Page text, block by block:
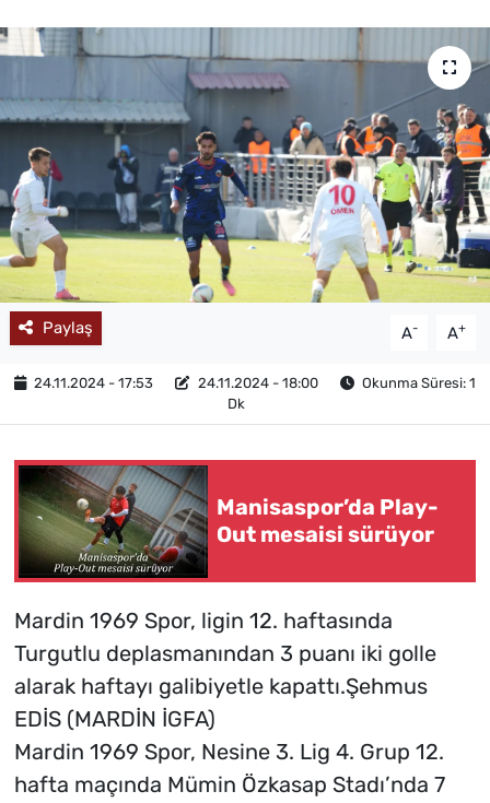
Paylaş A- A+
24.11.2024 - 17:53 24.11.2024 - 18:00
Okunma Süresi: 1
Dk
Manisaspor’da Play-
Out mesaisi sürüyor
Mardin 1969 Spor, ligin 12. haftasında
Turgutlu deplasmanından 3 puanı iki golle
alarak haftayı galibiyetle kapattı.Şehmus
EDİS (MARDİN İGFA)
Mardin 1969 Spor, Nesine 3. Lig 4. Grup 12.
hafta maçında Mümin Özkasap Stadı’nda 7